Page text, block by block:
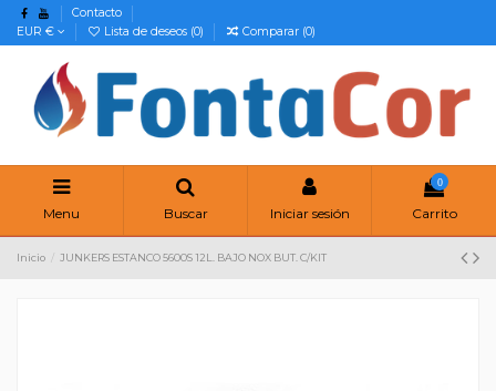
Contacto
EUR €
Lista de deseos (0) Comparar (0)
Menu Buscar Iniciar sesión
0
Carrito
Inicio JUNKERS ESTANCO 5600S 12L. BAJO NOX BUT. C/KIT